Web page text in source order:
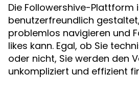
Die Followershive-Plattform
benutzerfreundlich
problemlos navigieren und
likes kann. Egal, ob Sie
oder nicht, Sie werden den
unkompliziert und effizient